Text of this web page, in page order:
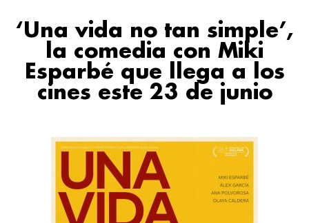
‘Una vida no tan simple’,
la comedia con Miki
Esparbé que llega a los
cines este 23 de junio